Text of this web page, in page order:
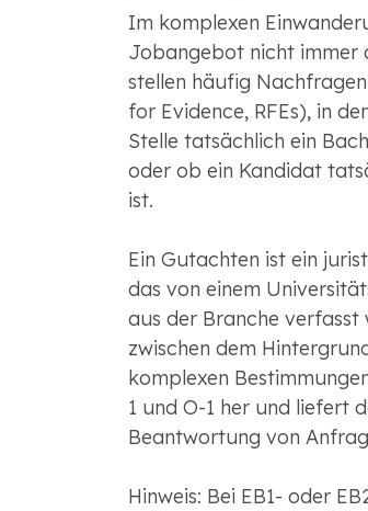
Im komplexen
Jobangebot nicht immer
stellen häufig
for Evidence, RFEs), in
Stelle tatsächlich ein
oder ob ein Kandidat
ist.
Ein Gutachten ist ein
das von einem
aus der Branche verfasst
zwischen dem
komplexen
1 und O-1 her und liefert
Beantwortung von
Hinweis: Bei EB1- oder